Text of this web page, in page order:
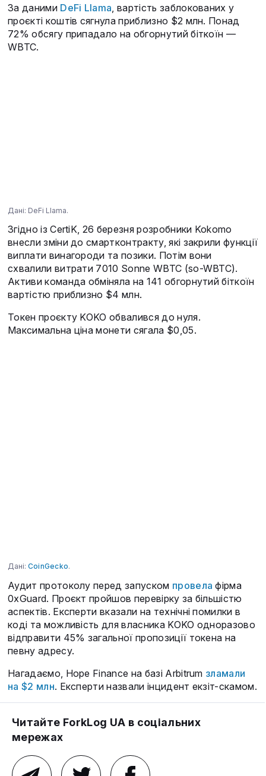
За даними DeFi Llama, вартість заблокованих у
проєкті коштів сягнула приблизно $2 млн. Понад
72% обсягу припадало на обгорнутий біткоїн —
WBTC.
Дані: DeFi Llama.
Згідно із CertiK, 26 березня розробники Kokomo
внесли зміни до смартконтракту, які закрили функції
виплати винагороди та позики. Потім вони
схвалили витрати 7010 Sonne WBTC (so-WBTC).
Активи команда обміняла на 141 обгорнутий біткоїн
вартістю приблизно $4 млн.
Токен проєкту KOKO обвалився до нуля.
Максимальна ціна монети сягала $0,05.
Дані: CoinGecko.
Аудит протоколу перед запуском провела фірма
0xGuard. Проєкт пройшов перевірку за більшістю
аспектів. Експерти вказали на технічні помилки в
коді та можливість для власника KOKO одноразово
відправити 45% загальної пропозиції токена на
певну адресу.
Нагадаємо, Hope Finance на базі Arbitrum зламали
на $2 млн. Експерти назвали інцидент екзіт-скамом.
Читайте ForkLog UA в соціальних
мережах